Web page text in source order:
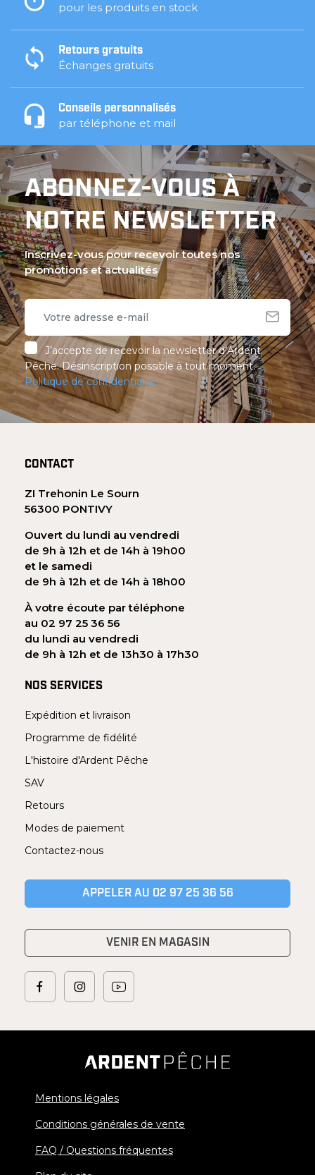
pour les produits en stock
Retours gratuits
Échanges gratuits
Conseils personnalisés
par téléphone et mail
ABONNEZ-VOUS À
NOTRE NEWSLETTER
Inscrivez-vous pour recevoir toutes nos
promotions et actualités
J’accepte de recevoir la newsletter d’Ardent
Pêche. Désinscription possible à tout moment.
Politique de confidentialité
CONTACT
ZI Trehonin Le Sourn
56300 PONTIVY
Ouvert du lundi au vendredi
de 9h à 12h et de 14h à 19h00
et le samedi
de 9h à 12h et de 14h à 18h00
À votre écoute par téléphone
au 02 97 25 36 56
du lundi au vendredi
de 9h à 12h et de 13h30 à 17h30
NOS SERVICES
Expédition et livraison
Programme de fidélité
L'histoire d'Ardent Pêche
SAV
Retours
Modes de paiement
Contactez-nous
APPELER AU 02 97 25 36 56
VENIR EN MAGASIN
Mentions légales
Conditions générales de vente
FAQ / Questions fréquentes